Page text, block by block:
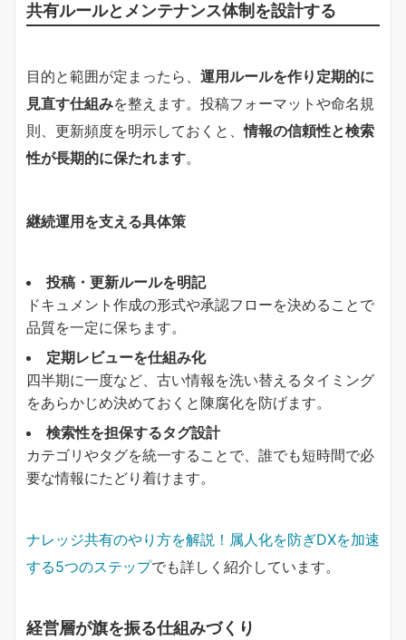
共有ルールとメンテナンス体制を設計する
目的と範囲が定まったら、 運用ルールを作り定期的に
見直す仕組みを整えます。投稿フォーマットや命名規
則、更新頻度を明示しておくと、情報の信頼性と検索
性が長期的に保たれます。
継続運用を支える具体策
投稿・更新ルールを明記
ドキュメント作成の形式や承認フローを決めることで
品質を一定に保ちます。
定期レビューを仕組み化
四半期に一度など、古い情報を洗い替えるタイミング
をあらかじめ決めておくと陳腐化を防げます。
検索性を担保するタグ設計
カテゴリやタグを統一することで、誰でも短時間で必
要な情報にたどり着けます。
ナレッジ共有のやり方を解説！属人化を防ぎDXを加速
する5つのステップでも詳しく紹介しています。
経営層が旗を振る仕組みづくり